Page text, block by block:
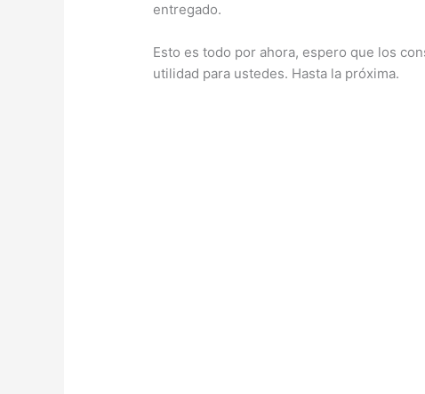
entregado.
Esto es todo por ahora, espero que los
utilidad para ustedes. Hasta la próxima.